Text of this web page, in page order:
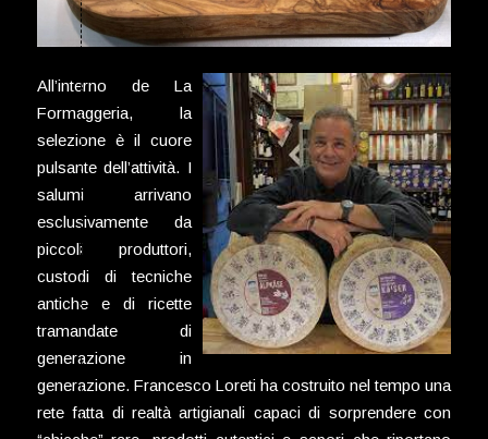
All’interno de La
Formaggeria, la
selezione è il cuore
pulsante dell’attività. I
salumi arrivano
esclusivamente da
piccoli produttori,
custodi di tecniche
antiche e di ricette
tramandate di
generazione in
generazione. Francesco Loreti ha costruito nel tempo una
rete fatta di realtà artigianali capaci di sorprendere con